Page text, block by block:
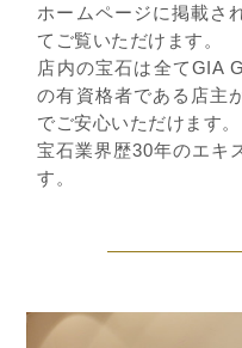
ホームページに掲載さ
てご覧いただけます。
店内の宝石は全てGIA
の有資格者である店主
でご安心いただけます。
宝石業界歴30年のエキ
す。